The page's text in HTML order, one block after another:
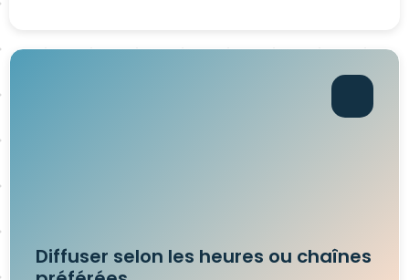
Diffuser selon les heures ou chaînes